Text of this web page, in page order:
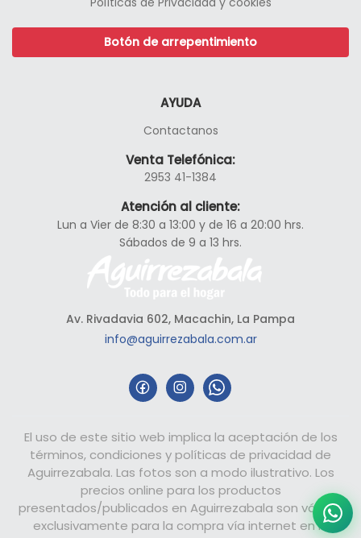
Botón de arrepentimiento
AYUDA
Contactanos
Venta Telefónica:
2953 41-1384
Atención al cliente:
Lun a Vier de 8:30 a 13:00 y de 16 a 20:00 hrs.
Sábados de 9 a 13 hrs.
Av. Rivadavia 602, Macachin, La Pampa
info@aguirrezabala.com.ar
El uso de este sitio web implica la aceptación de los
términos, condiciones y políticas de privacidad de
Aguirrezabala. Las fotos son a modo ilustrativo. Los
precios online para los productos
presentados/publicados en Aguirrezabala son válidos
exclusivamente para la compra vía internet en la